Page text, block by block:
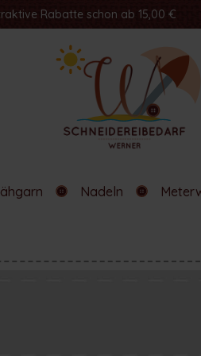
Rabatte schon ab 15,00 €
Nadeln